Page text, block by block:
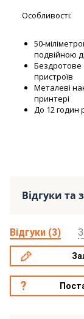
Особливості:
50-
подвійною
Бездротове
пристроїв
Металеві
принтері
До 12 годин
Відгуки та
Відгуки (3)